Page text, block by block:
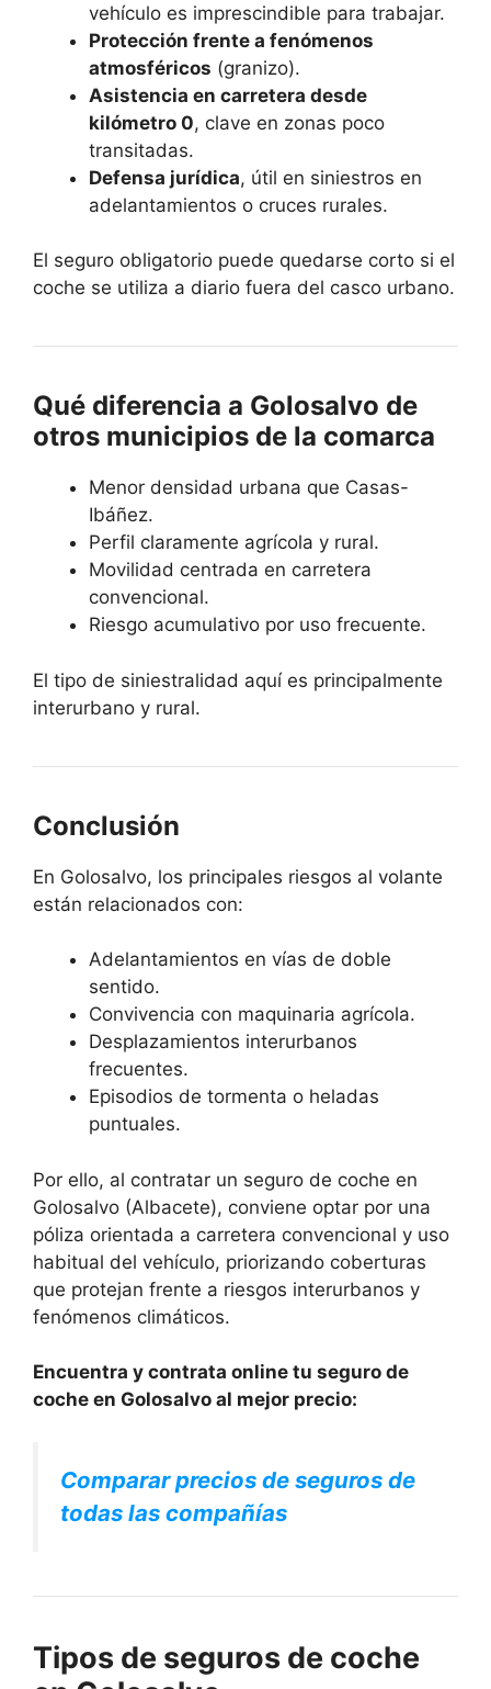
vehículo es imprescindible para trabajar.
Protección frente a fenómenos
atmosféricos (granizo).
Asistencia en carretera desde
kilómetro 0, clave en zonas poco
transitadas.
Defensa jurídica, útil en siniestros en
adelantamientos o cruces rurales.
El seguro obligatorio puede quedarse corto si el
coche se utiliza a diario fuera del casco urbano.
Qué diferencia a Golosalvo de
otros municipios de la comarca
Menor densidad urbana que Casas-
Ibáñez.
Perfil claramente agrícola y rural.
Movilidad centrada en carretera
convencional.
Riesgo acumulativo por uso frecuente.
El tipo de siniestralidad aquí es principalmente
interurbano y rural.
Conclusión
En Golosalvo, los principales riesgos al volante
están relacionados con:
Adelantamientos en vías de doble
sentido.
Convivencia con maquinaria agrícola.
Desplazamientos interurbanos
frecuentes.
Episodios de tormenta o heladas
puntuales.
Por ello, al contratar un seguro de coche en
Golosalvo (Albacete), conviene optar por una
póliza orientada a carretera convencional y uso
habitual del vehículo, priorizando coberturas
que protejan frente a riesgos interurbanos y
fenómenos climáticos.
Encuentra y contrata online tu seguro de
coche en Golosalvo al mejor precio:
Comparar precios de seguros de
todas las compañías
Tipos de seguros de coche